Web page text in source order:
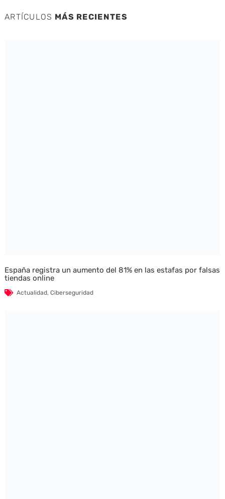
ARTÍCULOS MÁS RECIENTES
España registra un aumento del 81% en las estafas por falsas
tiendas online
Actualidad, Ciberseguridad